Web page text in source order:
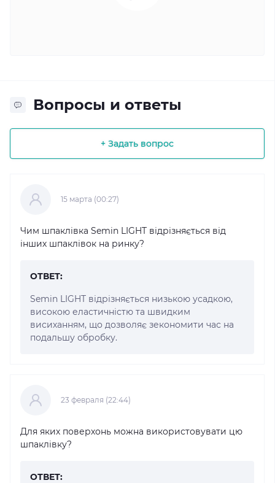
Вопросы и ответы
+ Задать вопрос
15 марта (00:27)
Чим шпаклівка Semin LIGHT відрізняється від
інших шпаклівок на ринку?
ОТВЕТ:
Semin LIGHT відрізняється низькою усадкою,
високою еластичністю та швидким
висиханням, що дозволяє зекономити час на
подальшу обробку.
23 февраля (22:44)
Для яких поверхонь можна використовувати цю
шпаклівку?
ОТВЕТ: